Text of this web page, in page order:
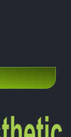
تشمل
الأسعار